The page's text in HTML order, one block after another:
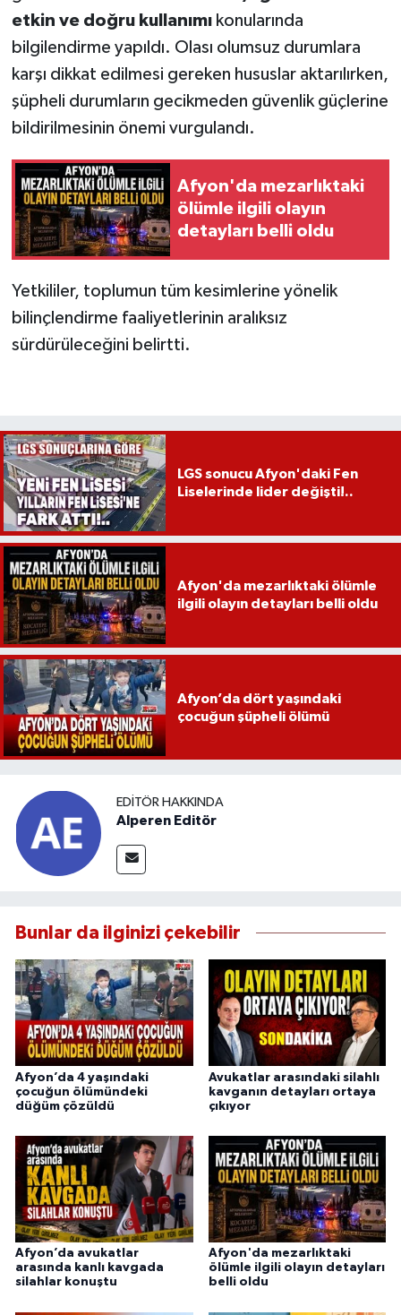
etkin ve doğru kullanımıkonularında
bilgilendirme yapıldı. Olası olumsuz durumlara
karşı dikkat edilmesi gereken hususlar aktarılırken,
şüpheli durumların gecikmeden güvenlik güçlerine
bildirilmesinin önemi vurgulandı.
Afyon'da mezarlıktaki
ölümle ilgili olayın
detayları belli oldu
Yetkililer, toplumun tüm kesimlerine yönelik
bilinçlendirme faaliyetlerinin aralıksız
sürdürüleceğini belirtti.
LGS sonucu Afyon'daki Fen
Liselerinde lider değişti!..
Afyon'da mezarlıktaki ölümle
ilgili olayın detayları belli oldu
Afyon’da dört yaşındaki
çocuğun şüpheli ölümü
EDITÖR HAKKINDA
Alperen Editör
Bunlar da ilginizi çekebilir
Afyon’da 4 yaşındaki
çocuğun ölümündeki
düğüm çözüldü
Avukatlar arasındaki silahlı
kavganın detayları ortaya
çıkıyor
Afyon’da avukatlar
arasında kanlı kavgada
silahlar konuştu
Afyon'da mezarlıktaki
ölümle ilgili olayın detayları
belli oldu